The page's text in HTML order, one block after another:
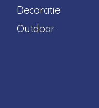
Decoratie
Outdoor